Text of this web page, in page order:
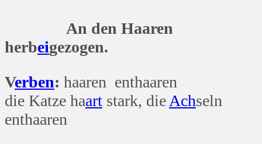
An den Haaren
herbeigezogen.
Verben: haaren enthaaren
die Katze haart stark, die Achseln
enthaaren